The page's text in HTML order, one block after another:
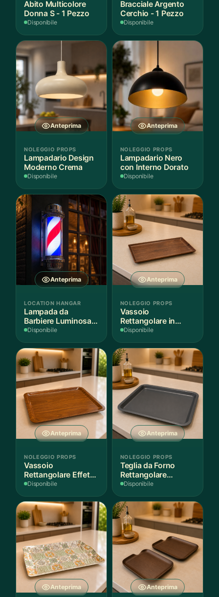
Abito Multicolore
Donna S - 1 Pezzo
Disponibile
Bracciale Argento
Cerchio - 1 Pezzo
Disponibile
Anteprima
NOLEGGIO PROPS
Lampadario Design
Moderno Crema
Disponibile
Anteprima
NOLEGGIO PROPS
Lampadario Nero
con Interno Dorato
Disponibile
Anteprima
LOCATION HANGAR
Lampada da
Barbiere Luminosa
Rotante
Disponibile
Anteprima
NOLEGGIO PROPS
Vassoio
Rettangolare in
Legno Scuro
Disponibile
Anteprima
NOLEGGIO PROPS
Vassoio
Rettangolare Effetto
Legno
Disponibile
Anteprima
NOLEGGIO PROPS
Teglia da Forno
Rettangolare
Antiaderente
Disponibile
Anteprima Anteprima